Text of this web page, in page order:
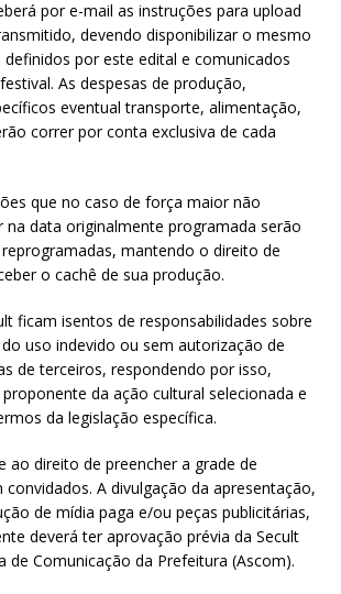
por e-mail as instruções para upload
devendo disponibilizar o mesmo
por este edital e comunicados
As despesas de produção,
eventual transporte, alimentação,
correr por conta exclusiva de cada
que no caso de força maior não
na data originalmente programada serão
mantendo o direito de
o cachê de sua produção.
ficam isentos de responsabilidades sobre
uso indevido ou sem autorização de
de terceiros, respondendo por isso,
da ação cultural selecionada e
da legislação específica.
ao direito de preencher a grade de
A divulgação da apresentação,
de mídia paga e/ou peças publicitárias,
deverá ter aprovação prévia da Secult
de Comunicação da Prefeitura (Ascom).